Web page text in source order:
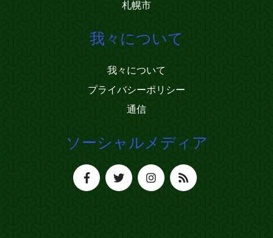
札幌市
我々について
我々について
プライバシーポリシー
通信
ソーシャルメディア